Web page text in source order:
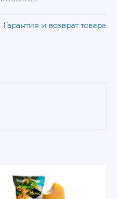
Гарантия и возврат товара